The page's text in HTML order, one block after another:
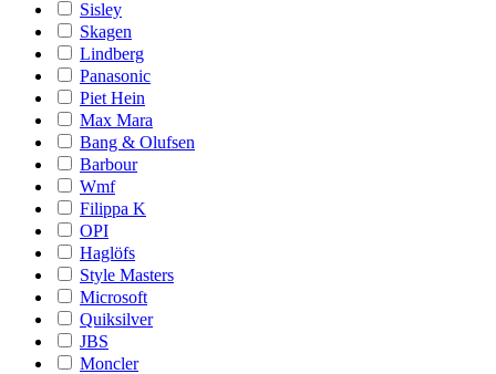
Sisley
Skagen
Lindberg
Panasonic
Piet Hein
Max Mara
Bang & Olufsen
Barbour
Wmf
Filippa K
OPI
Haglöfs
Style Masters
Microsoft
Quiksilver
JBS
Moncler